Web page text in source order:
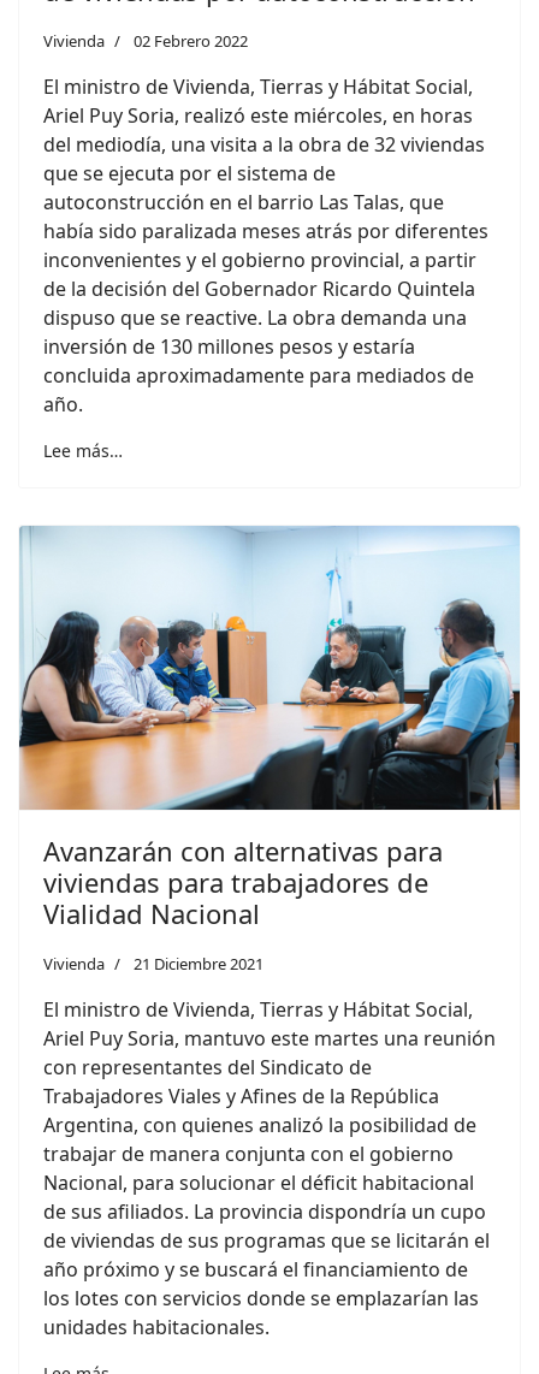
Vivienda 02 Febrero 2022
El ministro de Vivienda, Tierras y Hábitat Social,
Ariel Puy Soria, realizó este miércoles, en horas
del mediodía, una visita a la obra de 32 viviendas
que se ejecuta por el sistema de
autoconstrucción en el barrio Las Talas, que
había sido paralizada meses atrás por diferentes
inconvenientes y el gobierno provincial, a partir
de la decisión del Gobernador Ricardo Quintela
dispuso que se reactive. La obra demanda una
inversión de 130 millones pesos y estaría
concluida aproximadamente para mediados de
año.
Lee más…
Avanzarán con alternativas para
viviendas para trabajadores de
Vialidad Nacional
Vivienda 21 Diciembre 2021
El ministro de Vivienda, Tierras y Hábitat Social,
Ariel Puy Soria, mantuvo este martes una reunión
con representantes del Sindicato de
Trabajadores Viales y Afines de la República
Argentina, con quienes analizó la posibilidad de
trabajar de manera conjunta con el gobierno
Nacional, para solucionar el déficit habitacional
de sus afiliados. La provincia dispondría un cupo
de viviendas de sus programas que se licitarán el
año próximo y se buscará el financiamiento de
los lotes con servicios donde se emplazarían las
unidades habitacionales.